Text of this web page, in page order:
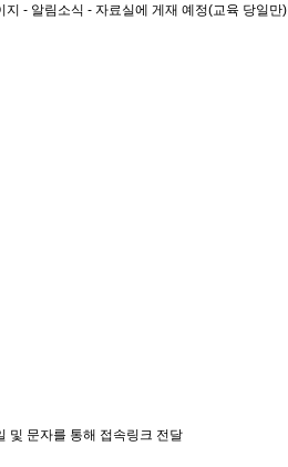
- 알림소식 - 자료실에 게재 예정(교육 당일만)
및 문자를 통해 접속링크 전달